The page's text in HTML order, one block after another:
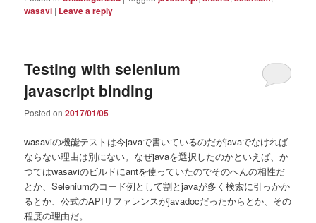
wasavi | Leave a reply
Testing with selenium
javascript binding
Posted on2017/01/05
wasaviの機能テストは今javaで書いているのだがjavaでなければ
ならない理由は別にない。なぜjavaを選択したのかといえば、か
つてはwasaviのビルドにantを使っていたのでそのへんの相性だ
とか、Seleniumのコード例として割とjavaが多く検索に引っかか
るとか、公式のAPIリファレンスがjavadocだったからとか、その
程度の理由だ。